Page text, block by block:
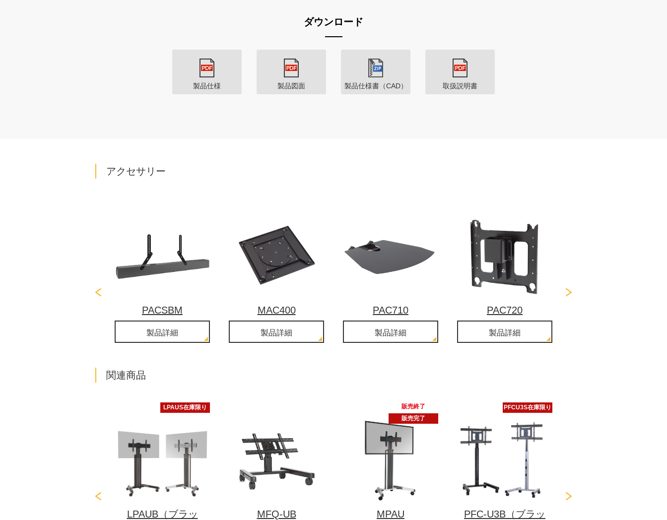
ダウンロード
製品仕様 製品図面 製品仕様書（CAD） 取扱説明書
アクセサリー
PACSBM
製品詳細
MAC400
製品詳細
PAC710
製品詳細
PAC720
製品詳細
関連商品
LPAUS在庫限り
LPAUB（ブラッ MFQ-UB
販売終了
販売完了
MPAU
PFCU3S在庫限り
PFC-U3B（ブラッ